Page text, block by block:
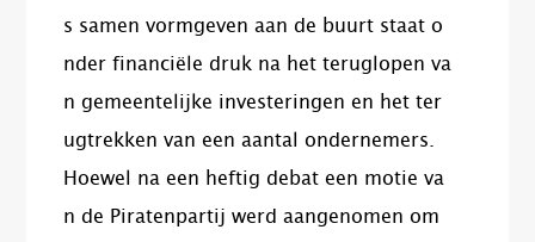
s samen vormgeven aan de buurt staat o
nder financiële druk na het teruglopen va
n gemeentelijke investeringen en het ter
ugtrekken van een aantal ondernemers.
Hoewel na een heftig debat een motie va
n de Piratenpartij werd aangenomen om